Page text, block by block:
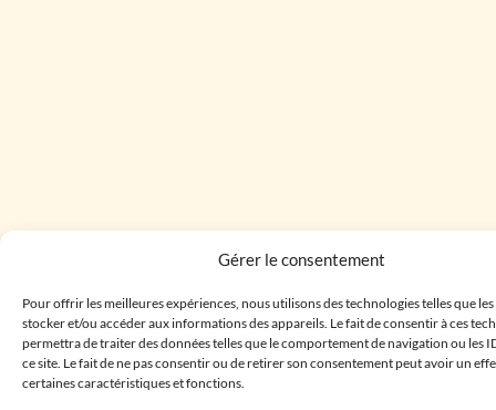
Gérer le consentement
Pour offrir les meilleures expériences, nous utilisons des technologies telles que
stocker et/ou accéder aux informations des appareils. Le fait de consentir à ces
permettra de traiter des données telles que le comportement de navigation ou les
ce site. Le fait de ne pas consentir ou de retirer son consentement peut avoir un
certaines caractéristiques et fonctions.